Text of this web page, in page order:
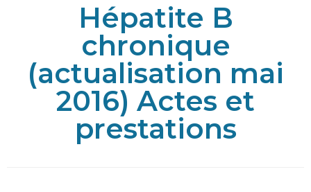
Hépatite B
chronique
(actualisation mai
2016) Actes et
prestations